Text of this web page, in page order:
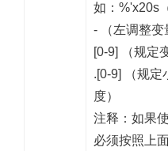
如：%'x20s
- （左调整变
[0-9] （规定
.[0-9] （规定
度）
注释： 如果
必须按照上